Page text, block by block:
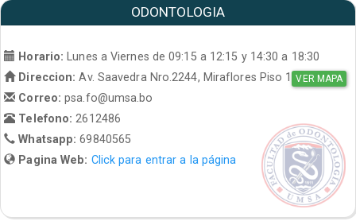
ODONTOLOGIA
Horario: Lunes a Viernes de 09:15 a 12:15 y 14:30 a 18:30
Direccion: Av. Saavedra Nro.2244, Miraflores Piso 1 VER MAPA
Correo:psa.fo@umsa.bo
Telefono:2612486
Whatsapp:69840565
Pagina Web: Click para entrar a la página